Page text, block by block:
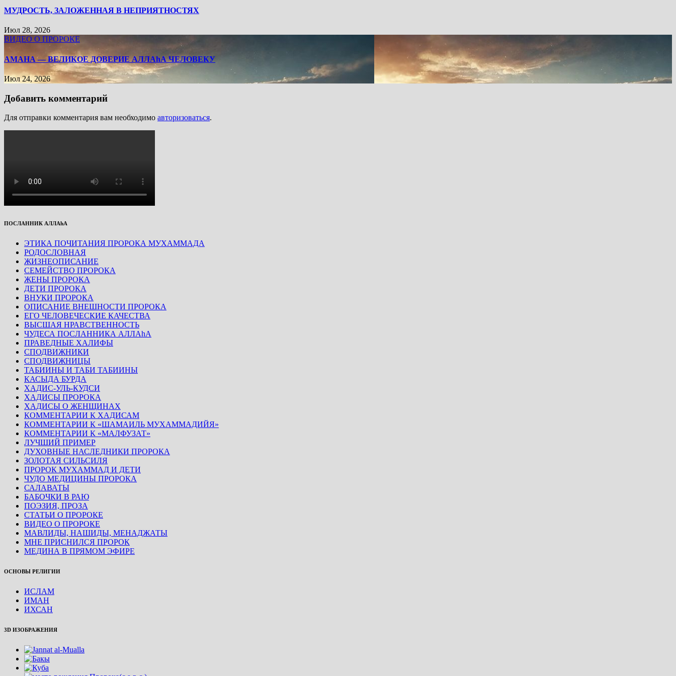
МУДРОСТЬ, ЗАЛОЖЕННАЯ В НЕПРИЯТНОСТЯХ
Июл 28, 2026
ВИДЕО О ПРОРОКЕ
АМАНА — ВЕЛИКОЕ ДОВЕРИЕ АЛЛАhА ЧЕЛОВЕКУ
Июл 24, 2026
Добавить комментарий
Для отправки комментария вам необходимо авторизоваться.
ПОСЛАННИК АЛЛАhА
ЭТИКА ПОЧИТАНИЯ ПРОРОКА МУХАММАДА
РОДОСЛОВНАЯ
ЖИЗНЕОПИСАНИЕ
СЕМЕЙСТВО ПРОРОКА
ЖЕНЫ ПРОРОКА
ДЕТИ ПРОРОКА
ВНУКИ ПРОРОКА
ОПИСАНИЕ ВНЕШНОСТИ ПРОРОКА
ЕГО ЧЕЛОВЕЧЕСКИЕ КАЧЕСТВА
ВЫСШАЯ НРАВСТВЕННОСТЬ
ЧУДЕСА ПОСЛАННИКА АЛЛАhА
ПРАВЕДНЫЕ ХАЛИФЫ
СПОДВИЖНИКИ
СПОДВИЖНИЦЫ
ТАБИИНЫ И ТАБИ ТАБИИНЫ
КАСЫДА БУРДА
ХАДИС-УЛЬ-КУДСИ
ХАДИСЫ ПРОРОКА
ХАДИСЫ О ЖЕНЩИНАХ
КОММЕНТАРИИ К ХАДИСАМ
КОММЕНТАРИИ К «ШАМАИЛЬ МУХАММАДИЙЯ»
КОММЕНТАРИИ К «МАЛФУЗАТ»
ЛУЧШИЙ ПРИМЕР
ДУХОВНЫЕ НАСЛЕДНИКИ ПРОРОКА
ЗОЛОТАЯ СИЛЬСИЛЯ
ПРОРОК МУХАММАД И ДЕТИ
ЧУДО МЕДИЦИНЫ ПРОРОКА
САЛАВАТЫ
БАБОЧКИ В РАЮ
ПОЭЗИЯ, ПРОЗА
СТАТЬИ О ПРОРОКЕ
ВИДЕО О ПРОРОКЕ
МАВЛИДЫ, НАШИДЫ, МЕНАДЖАТЫ
МНЕ ПРИСНИЛСЯ ПРОРОК
МЕДИНА В ПРЯМОМ ЭФИРЕ
ОСНОВЫ РЕЛИГИИ
ИСЛАМ
ИМАН
ИХСАН
3D ИЗОБРАЖЕНИЯ